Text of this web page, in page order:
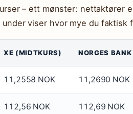
– ett mønster: nettaktører
viser hvor mye du faktisk
XE (MIDTKURS) NORGES
11,2558 NOK 11,2690 NOK
112,56 NOK 112,69 NOK